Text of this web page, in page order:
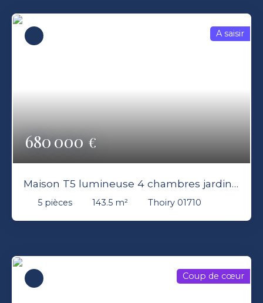
680 000€
A saisir
Maison T5 lumineuse 4 chambres jardin
terrasse Thoiry 01710
5 pièces 143.5 m² Thoiry 01710
Coup de cœur